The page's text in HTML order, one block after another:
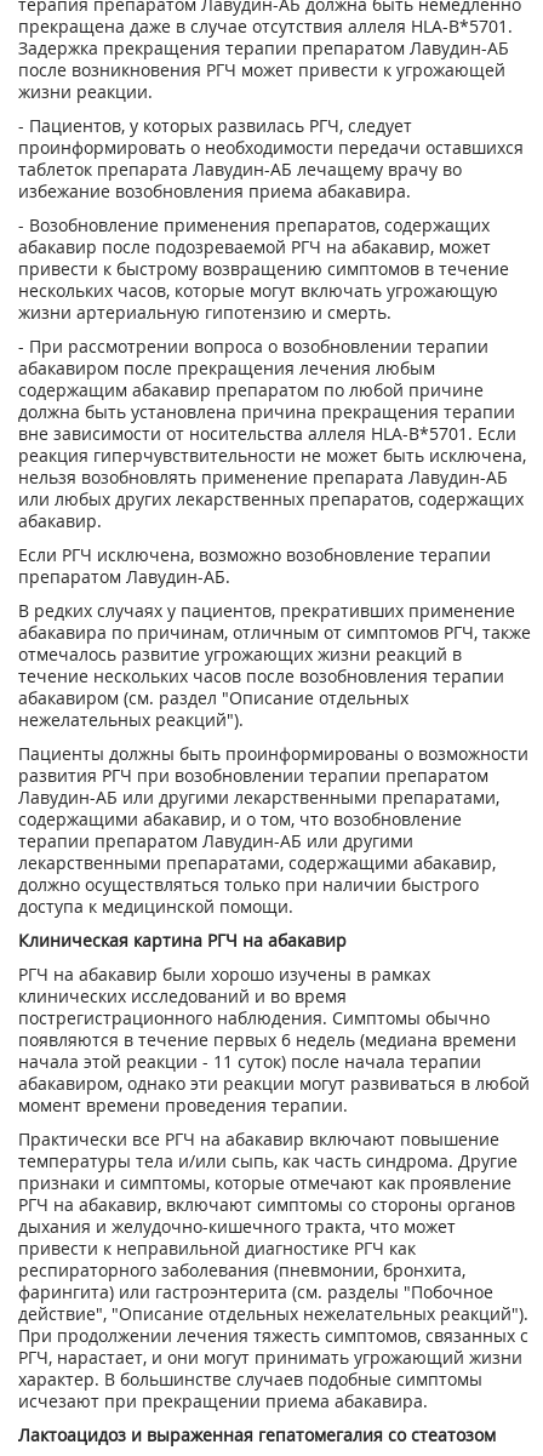
прекращена даже в случае отсутствия аллеля HLA-B*5701.
Задержка прекращения терапии препаратом Лавудин-АБ
после возникновения РГЧ может привести к угрожающей
жизни реакции.
- Пациентов, у которых развилась РГЧ, следует
проинформировать о необходимости передачи оставшихся
таблеток препарата Лавудин-АБ лечащему врачу во
избежание возобновления приема абакавира.
- Возобновление применения препаратов, содержащих
абакавир после подозреваемой РГЧ на абакавир, может
привести к быстрому возвращению симптомов в течение
нескольких часов, которые могут включать угрожающую
жизни артериальную гипотензию и смерть.
- При рассмотрении вопроса о возобновлении терапии
абакавиром после прекращения лечения любым
содержащим абакавир препаратом по любой причине
должна быть установлена причина прекращения терапии
вне зависимости от носительства аллеля HLA-B*5701. Если
реакция гиперчувствительности не может быть исключена,
нельзя возобновлять применение препарата Лавудин-АБ
или любых других лекарственных препаратов, содержащих
абакавир.
Если РГЧ исключена, возможно возобновление терапии
препаратом Лавудин-АБ.
В редких случаях у пациентов, прекративших применение
абакавира по причинам, отличным от симптомов РГЧ, также
отмечалось развитие угрожающих жизни реакций в
течение нескольких часов после возобновления терапии
абакавиром (см. раздел "Описание отдельных
нежелательных реакций").
Пациенты должны быть проинформированы о возможности
развития РГЧ при возобновлении терапии препаратом
Лавудин-АБ или другими лекарственными препаратами,
содержащими абакавир, и о том, что возобновление
терапии препаратом Лавудин-АБ или другими
лекарственными препаратами, содержащими абакавир,
должно осуществляться только при наличии быстрого
доступа к медицинской помощи.
Клиническая картина РГЧ на абакавир
РГЧ на абакавир были хорошо изучены в рамках
клинических исследований и во время
пострегистрационного наблюдения. Симптомы обычно
появляются в течение первых 6 недель (медиана времени
начала этой реакции - 11 суток) после начала терапии
абакавиром, однако эти реакции могут развиваться в любой
момент времени проведения терапии.
Практически все РГЧ на абакавир включают повышение
температуры тела и/или сыпь, как часть синдрома. Другие
признаки и симптомы, которые отмечают как проявление
РГЧ на абакавир, включают симптомы со стороны органов
дыхания и желудочно-кишечного тракта, что может
привести к неправильной диагностике РГЧ как
респираторного заболевания (пневмонии, бронхита,
фарингита) или гастроэнтерита (см. разделы "Побочное
действие", "Описание отдельных нежелательных реакций").
При продолжении лечения тяжесть симптомов, связанных с
РГЧ, нарастает, и они могут принимать угрожающий жизни
характер. В большинстве случаев подобные симптомы
исчезают при прекращении приема абакавира.
Лактоацидоз и выраженная гепатомегалия со стеатозом